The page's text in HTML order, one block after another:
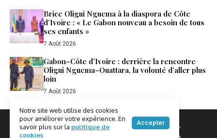
Brice Oligui Nguema à la diaspora de Côte
d’Ivoire : « Le Gabon nouveau a besoin de tous
ses enfants »
7 Août 2026
Gabon–Côte d’Ivoire : derrière la rencontre
Oligui Nguema–Ouattara, la volonté d’aller plus
loin
7 Août 2026
Notre site web utilise des cookies
pour améliorer votre expérience. En
savoir plus sur la politique de
cookies
Accepter